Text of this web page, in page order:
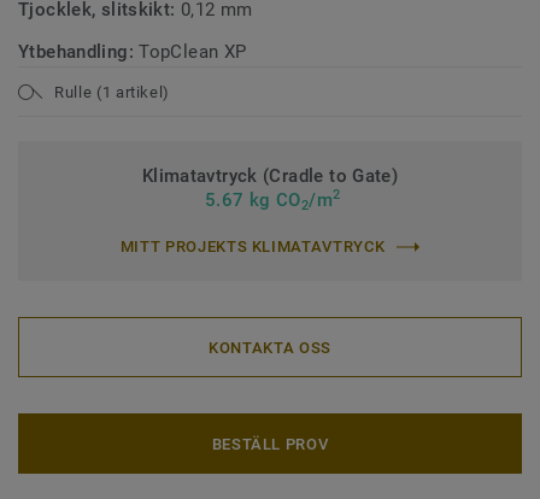
Tjocklek, slitskikt: 0,12 mm
Ytbehandling:TopClean XP
Rulle (1 artikel)
Klimatavtryck (Cradle to Gate)
5.67 kg CO2/m2
MITT PROJEKTS KLIMATAVTRYCK
KONTAKTA OSS
BESTÄLL PROV